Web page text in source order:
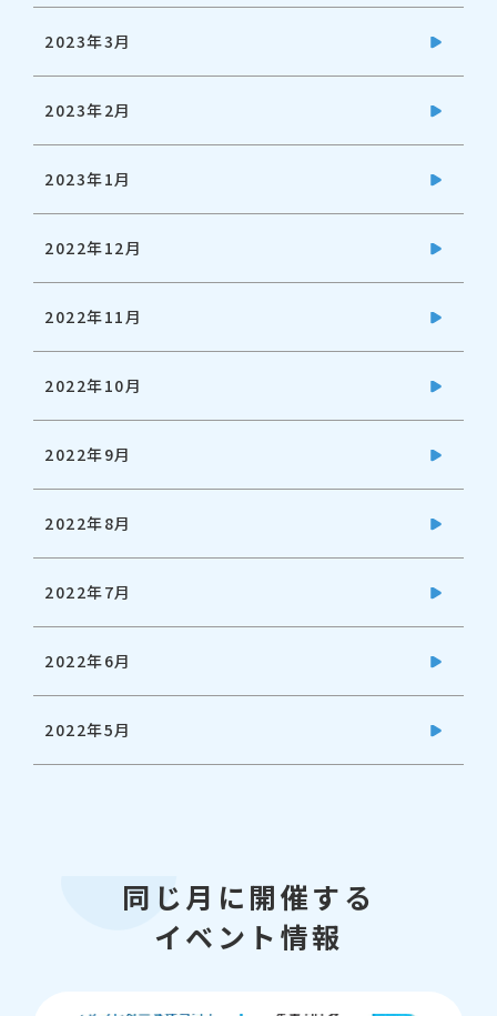
2023年3月
2023年2月
2023年1月
2022年12月
2022年11月
2022年10月
2022年9月
2022年8月
2022年7月
2022年6月
2022年5月
同じ月に開催する
イベント情報